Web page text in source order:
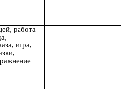
работа
игра,